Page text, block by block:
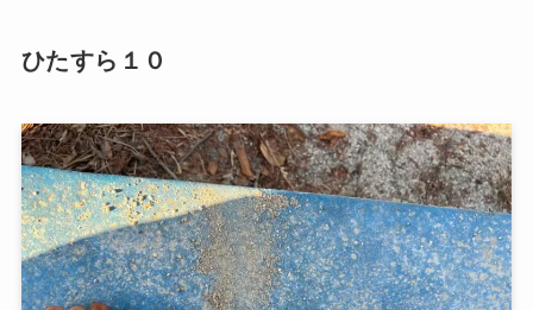
ひたすら１０